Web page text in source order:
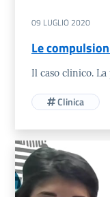
09 LUGLIO 2020
Le
Il caso clinico.
Clinica